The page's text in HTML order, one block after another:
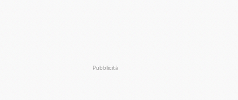
Pubblicità